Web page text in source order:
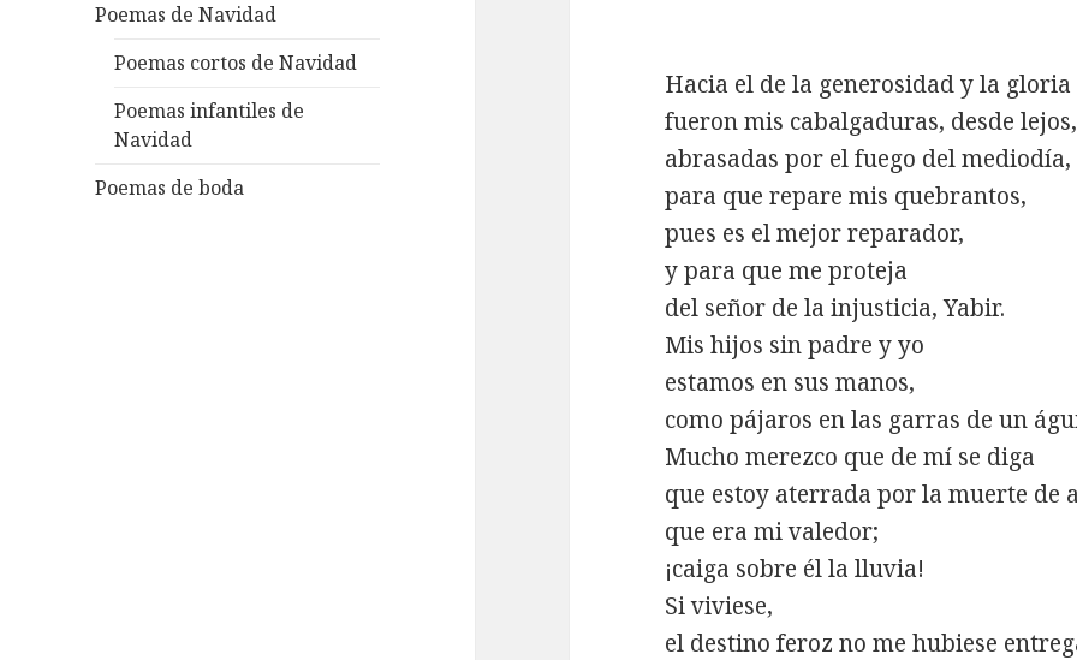
Poemas de Navidad
Poemas cortos de Navidad
Poemas infantiles de
Navidad
Poemas de boda
Hacia el de la generosidad y la gloria
fueron mis cabalgaduras, desde lejos,
abrasadas por el fuego del mediodía,
para que repare mis quebrantos,
pues es el mejor reparador,
y para que me proteja
del señor de la injusticia, Yabir.
Mis hijos sin padre y yo
estamos en sus manos,
como pájaros en las garras de un
Mucho merezco que de mí se diga
que estoy aterrada por la muerte de
que era mi valedor;
¡caiga sobre él la lluvia!
Si viviese,
el destino feroz no me hubiese